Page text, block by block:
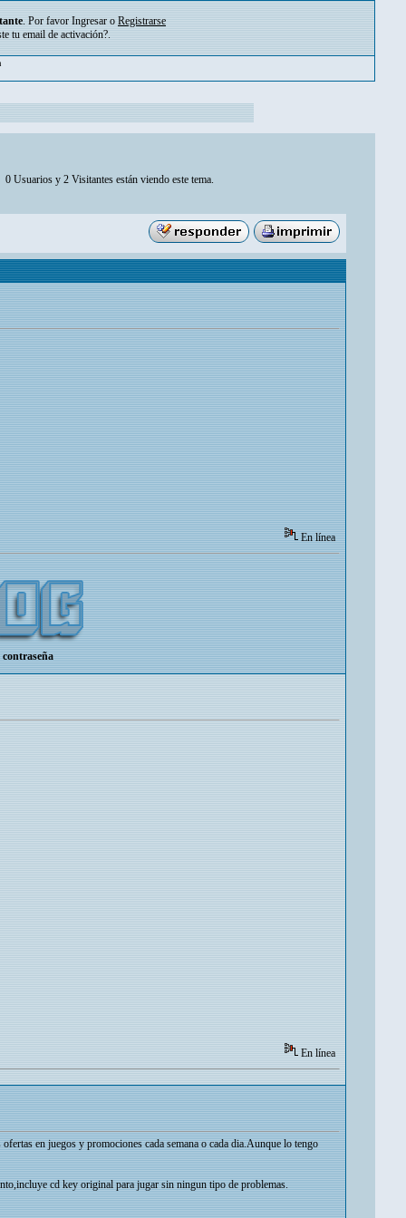
. Por favor Ingresar o Registrarse
tu email de activación?.
0 Usuarios y 2 Visitantes están viendo este tema.
En línea
En línea
en juegos y promociones cada semana o cada dia.Aunque lo tengo
cd key original para jugar sin ningun tipo de problemas.